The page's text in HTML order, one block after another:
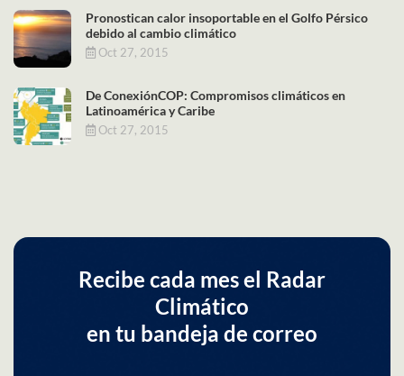
Pronostican calor insoportable en el Golfo Pérsico
debido al cambio climático
Oct 27, 2015
De ConexiónCOP: Compromisos climáticos en
Latinoamérica y Caribe
Oct 27, 2015
Recibe cada mes el Radar
Climático
en tu bandeja de correo